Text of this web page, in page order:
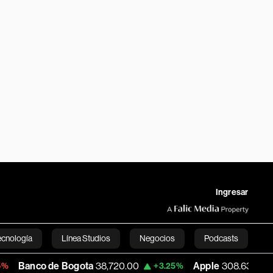
Ingresar
Línea Studios Negocios Podcasts
English
38,720.00 +3.25% Apple 308.63 -7.53% USD